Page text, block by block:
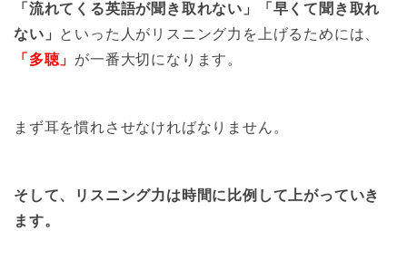
「流れてくる英語が聞き取れない」「早くて聞き取れ
ない」 といった人がリスニング力を上げるためには、
「多聴」 が一番大切になります。
まず耳を慣れさせなければなりません。
そして、リスニング力は時間に比例して上がっていき
ます。